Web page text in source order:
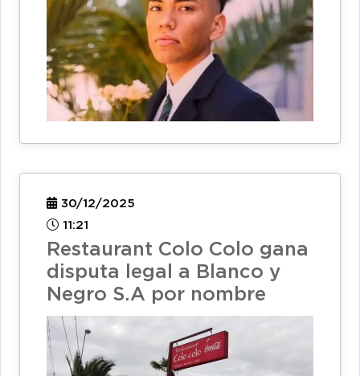
30/12/2025
11:21
Restaurant Colo Colo gana
disputa legal a Blanco y
Negro S.A por nombre